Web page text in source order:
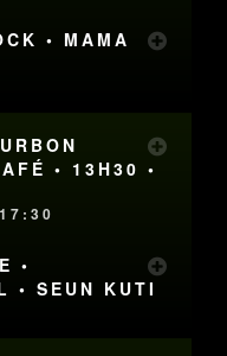
• MAMA
• 13H30 •
•
• SEUN KUTI